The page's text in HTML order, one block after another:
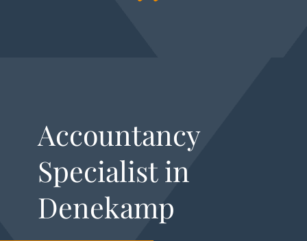
Accountancy
Specialist in
Denekamp